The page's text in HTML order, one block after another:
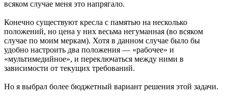
всяком случае меня это напрягало.
Конечно существуют кресла с памятью на несколько
положений, но цена у них весьма негуманная (во всяком
случае по моим меркам). Хотя в данном случае было бы
удобно настроить два положения — «рабочее» и
«мультимедийное», и переключаться между ними в
зависимости от текущих требований.
Но я выбрал более бюджетный вариант решения этой задачи.